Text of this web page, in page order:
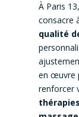
À Paris
consacre
qualité
en œuvre
renforcer